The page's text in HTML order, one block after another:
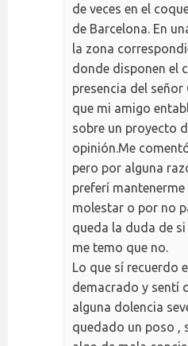
de veces en el
de Barcelona. En
la zona
donde disponen el
presencia del señor
que mi amigo
sobre un proyecto
opinión.Me
pero por alguna
preferí
molestar o por no
queda la duda de
me temo que no.
Lo que sí recuerdo
demacrado y sentí
alguna dolencia
quedado un poso ,